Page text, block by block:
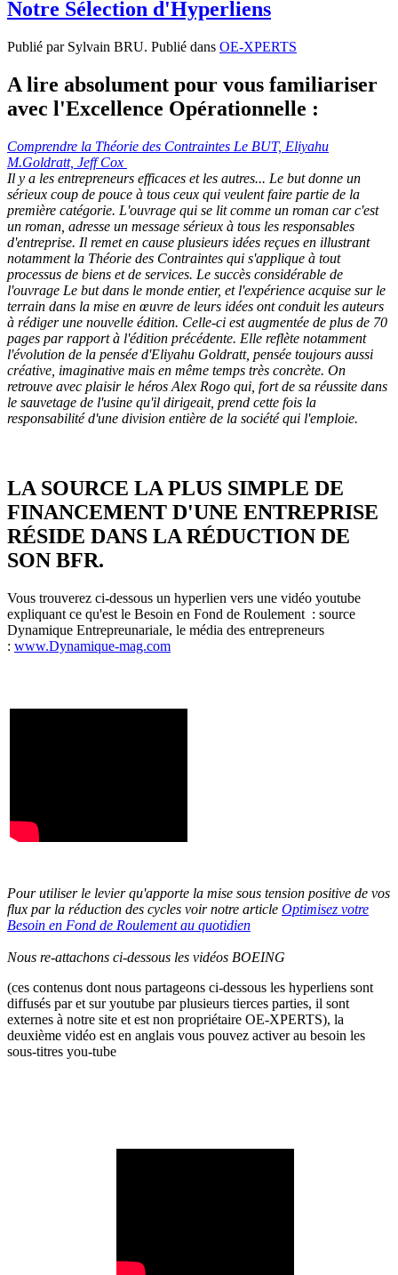
Notre Sélection d'Hyperliens
Publié par Sylvain BRU. Publié dans OE-XPERTS
A lire absolument pour vous familiariser
avec l'Excellence Opérationnelle :
Comprendre la Théorie des Contraintes Le BUT, Eliyahu
M.Goldratt, Jeff Cox
Il y a les entrepreneurs efficaces et les autres... Le but donne un
sérieux coup de pouce à tous ceux qui veulent faire partie de la
première catégorie. L'ouvrage qui se lit comme un roman car c'est
un roman, adresse un message sérieux à tous les responsables
d'entreprise. Il remet en cause plusieurs idées reçues en illustrant
notamment la Théorie des Contraintes qui s'applique à tout
processus de biens et de services. Le succès considérable de
l'ouvrage Le but dans le monde entier, et l'expérience acquise sur le
terrain dans la mise en œuvre de leurs idées ont conduit les auteurs
à rédiger une nouvelle édition. Celle-ci est augmentée de plus de 70
pages par rapport à l'édition précédente. Elle reflète notamment
l'évolution de la pensée d'Eliyahu Goldratt, pensée toujours aussi
créative, imaginative mais en même temps très concrète. On
retrouve avec plaisir le héros Alex Rogo qui, fort de sa réussite dans
le sauvetage de l'usine qu'il dirigeait, prend cette fois la
responsabilité d'une division entière de la société qui l'emploie.
LA SOURCE LA PLUS SIMPLE DE
FINANCEMENT D'UNE ENTREPRISE
RÉSIDE DANS LA RÉDUCTION DE
SON BFR.
Vous trouverez ci-dessous un hyperlien vers une vidéo youtube
expliquant ce qu'est le Besoin en Fond de Roulement : source
Dynamique Entrepreunariale, le média des entrepreneurs
: www.Dynamique-mag.com
Pour utiliser le levier qu'apporte la mise sous tension positive de vos
flux par la réduction des cycles voir notre article Optimisez votre
Besoin en Fond de Roulement au quotidien
Nous re-attachons ci-dessous les vidéos BOEING
(ces contenus dont nous partageons ci-dessous les hyperliens sont
diffusés par et sur youtube par plusieurs tierces parties, il sont
externes à notre site et est non propriétaire OE-XPERTS), la
deuxième vidéo est en anglais vous pouvez activer au besoin les
sous-titres you-tube